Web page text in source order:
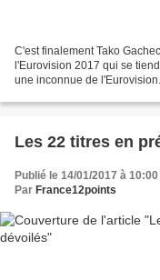
C'est finalement Tako
l'Eurovision 2017 qui se
une inconnue de
Les 22 titres en
Publié le 14/01/2017 à 10:00
Par France12points